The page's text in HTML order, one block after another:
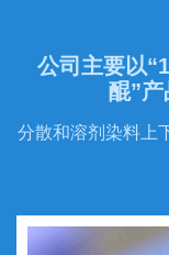
公司主要以
醌”
分散和溶剂染料上